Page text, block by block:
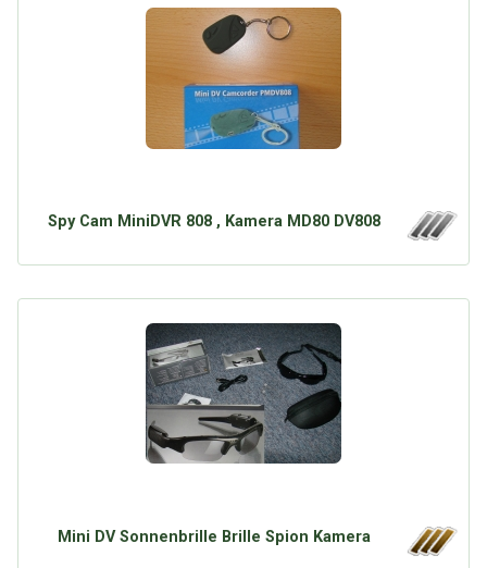
Spy Cam MiniDVR 808 , Kamera MD80 DV808
Mini DV Sonnenbrille Brille Spion Kamera